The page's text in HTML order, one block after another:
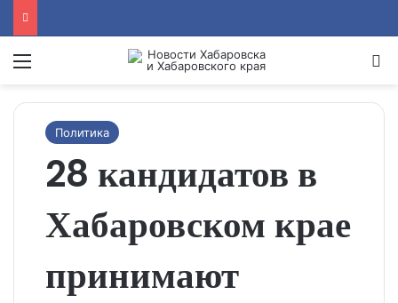
Menu
Политика
28 кандидатов в
Хабаровском крае
принимают